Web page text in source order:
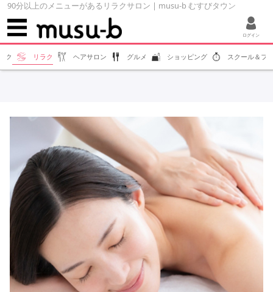
90分以上のメニューがあるリラクサロン | musu-b むすびタウン
ログイン
ク リラク ヘアサロン グルメ ショッピング スクール＆フ